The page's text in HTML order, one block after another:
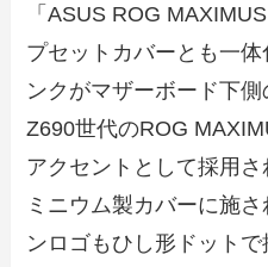
「ASUS ROG
プセットカバーとも一
ンクがマザーボード下側
Z690世代のROG
アクセントとして採用
ミニウム製カバーに施
ンロゴもひし形ドット